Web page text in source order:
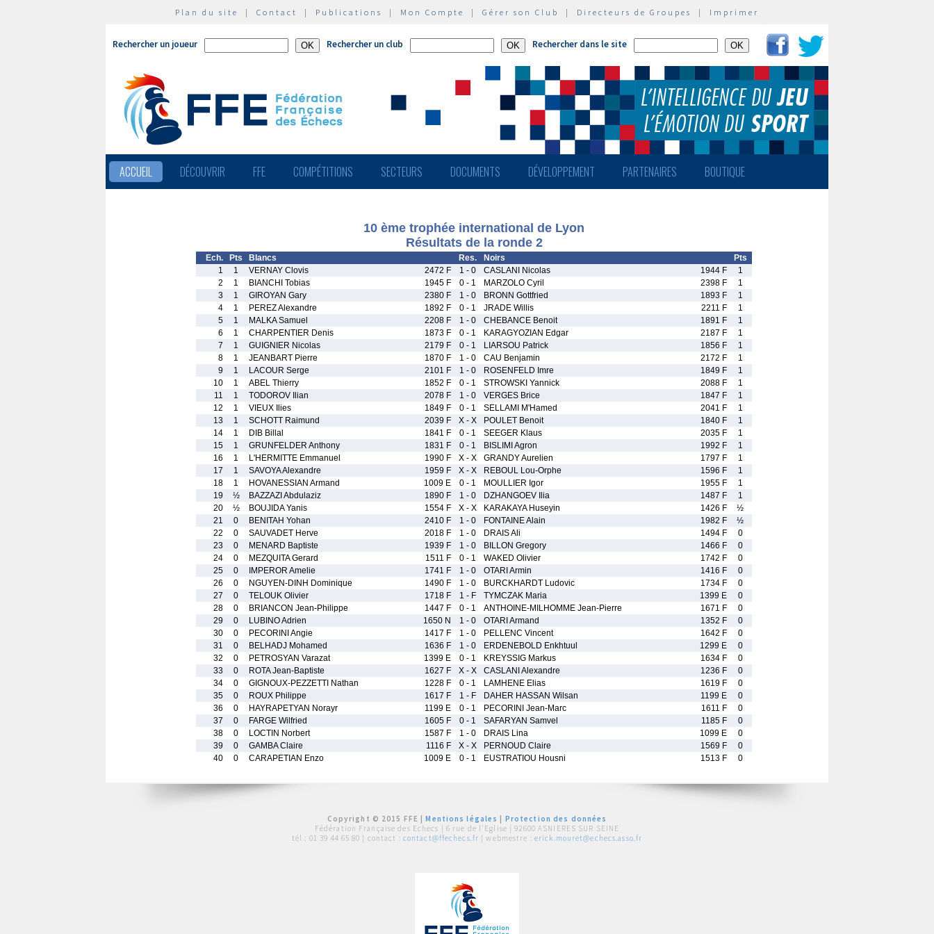
Plan du site | Contact | Publications | Mon Compte | Gérer son Club | Directeurs de Groupes | Imprimer
Rechercher un joueur Rechercher un club Rechercher dans le site
ACCUEIL DÉCOUVRIR FFE COMPÉTITIONS SECTEURS DOCUMENTS DÉVELOPPEMENT PARTENAIRES BOUTIQUE
10 ème trophée international de Lyon
Résultats de la ronde 2
Ech. Pts Blancs Res. Noirs
Pts
1
1 VERNAY Clovis 2472 F 1 - 0 CASLANI Nicolas 1944 F
1
2
1 BIANCHI Tobias 1945 F 0 - 1 MARZOLO Cyril 2398 F
1
3
1 GIROYAN Gary 2380 F 1 - 0 BRONN Gottfried 1893 F
1
4
1 PEREZ Alexandre 1892 F 0 - 1 JRADE Willis 2211 F
1
5
1 MALKA Samuel 2208 F 1 - 0 CHEBANCE Benoit 1891 F
1
6
1 CHARPENTIER Denis 1873 F 0 - 1 KARAGYOZIAN Edgar 2187 F
1
7
1 GUIGNIER Nicolas 2179 F 0 - 1 LIARSOU Patrick 1856 F
1
8
1 JEANBART Pierre 1870 F 1 - 0 CAU Benjamin 2172 F
1
9
1 LACOUR Serge 2101 F 1 - 0 ROSENFELD Imre 1849 F
1
10
1 ABEL Thierry 1852 F 0 - 1 STROWSKI Yannick 2088 F
1
11
1 TODOROV Ilian 2078 F 1 - 0 VERGES Brice 1847 F
1
12
1 VIEUX Ilies 1849 F 0 - 1 SELLAMI M'Hamed 2041 F
1
13
1 SCHOTT Raimund 2039 F X - X POULET Benoit 1840 F
1
14
1 DIB Billal 1841 F 0 - 1 SEEGER Klaus 2035 F
1
15
1 GRUNFELDER Anthony 1831 F 0 - 1 BISLIMI Agron 1992 F
1
16
1 L'HERMITTE Emmanuel 1990 F X - X GRANDY Aurelien 1797 F
1
17
1 SAVOYA Alexandre 1959 F X - X REBOUL Lou-Orphe 1596 F
1
18
1 HOVANESSIAN Armand 1009 E 0 - 1 MOULLIER Igor 1955 F
1
19
½ BAZZAZI Abdulaziz 1890 F 1 - 0 DZHANGOEV Ilia 1487 F
1
20
½ BOUJIDA Yanis 1554 F X - X KARAKAYA Huseyin 1426 F
½
21
0 BENITAH Yohan 2410 F 1 - 0 FONTAINE Alain 1982 F
½
22
0 SAUVADET Herve 2018 F 1 - 0 DRAIS Ali 1494 F
0
23
0 MENARD Baptiste 1939 F 1 - 0 BILLON Gregory 1466 F
0
24
0 MEZQUITA Gerard 1511 F 0 - 1 WAKED Olivier 1742 F
0
25
0 IMPEROR Amelie 1741 F 1 - 0 OTARI Armin 1416 F
0
26
0 NGUYEN-DINH Dominique 1490 F 1 - 0 BURCKHARDT Ludovic 1734 F
0
27
0 TELOUK Olivier 1718 F 1 - F TYMCZAK Maria 1399 E
0
28
0 BRIANCON Jean-Philippe 1447 F 0 - 1 ANTHOINE-MILHOMME Jean-Pierre 1671 F
0
29
0 LUBINO Adrien 1650 N 1 - 0 OTARI Armand 1352 F
0
30
0 PECORINI Angie 1417 F 1 - 0 PELLENC Vincent 1642 F
0
31
0 BELHADJ Mohamed 1636 F 1 - 0 ERDENEBOLD Enkhtuul 1299 E
0
32
0 PETROSYAN Varazat 1399 E 0 - 1 KREYSSIG Markus 1634 F
0
33
0 ROTA Jean-Baptiste 1627 F X - X CASLANI Alexandre 1236 F
0
34
0 GIGNOUX-PEZZETTI Nathan 1228 F 0 - 1 LAMHENE Elias 1619 F
0
35
0 ROUX Philippe 1617 F 1 - F DAHER HASSAN Wilsan 1199 E
0
36
0 HAYRAPETYAN Norayr 1199 E 0 - 1 PECORINI Jean-Marc 1611 F
0
37
0 FARGE Wilfried 1605 F 0 - 1 SAFARYAN Samvel 1185 F
0
38
0 LOCTIN Norbert 1587 F 1 - 0 DRAIS Lina 1099 E
0
39
0 GAMBA Claire 1116 F X - X PERNOUD Claire 1569 F
0
40
0 CARAPETIAN Enzo 1009 E 0 - 1 EUSTRATIOU Housni 1513 F 0
Copyright © 2015 FFE |Mentions légales
Protection des données
Fédération Française des Echecs | 6 rue de l'Eglise | 92600 ASNIERES SUR SEINE
tél : 01 39 44 65 80 | contact : contact@ffechecs.fr | webmestre : erick.mouret@echecs.asso.fr